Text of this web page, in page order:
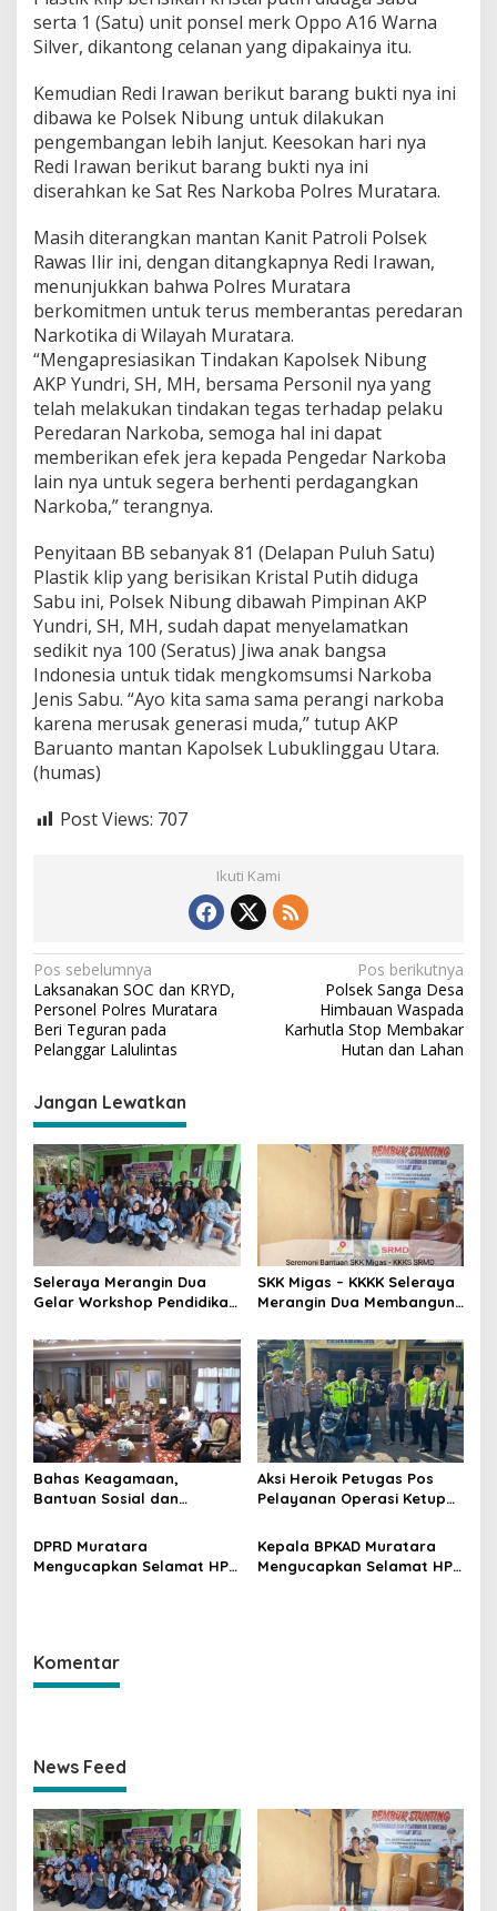
serta 1 (Satu) unit ponsel merk Oppo A16 Warna
Silver, dikantong celanan yang dipakainya itu.
Kemudian Redi Irawan berikut barang bukti nya ini
dibawa ke Polsek Nibung untuk dilakukan
pengembangan lebih lanjut. Keesokan hari nya
Redi Irawan berikut barang bukti nya ini
diserahkan ke Sat Res Narkoba Polres Muratara.
Masih diterangkan mantan Kanit Patroli Polsek
Rawas Ilir ini, dengan ditangkapnya Redi Irawan,
menunjukkan bahwa Polres Muratara
berkomitmen untuk terus memberantas peredaran
Narkotika di Wilayah Muratara.
“Mengapresiasikan Tindakan Kapolsek Nibung
AKP Yundri, SH, MH, bersama Personil nya yang
telah melakukan tindakan tegas terhadap pelaku
Peredaran Narkoba, semoga hal ini dapat
memberikan efek jera kepada Pengedar Narkoba
lain nya untuk segera berhenti perdagangkan
Narkoba,” terangnya.
Penyitaan BB sebanyak 81 (Delapan Puluh Satu)
Plastik klip yang berisikan Kristal Putih diduga
Sabu ini, Polsek Nibung dibawah Pimpinan AKP
Yundri, SH, MH, sudah dapat menyelamatkan
sedikit nya 100 (Seratus) Jiwa anak bangsa
Indonesia untuk tidak mengkomsumsi Narkoba
Jenis Sabu. “Ayo kita sama sama perangi narkoba
karena merusak generasi muda,” tutup AKP
Baruanto mantan Kapolsek Lubuklinggau Utara.
(humas)
Post Views: 707
Ikuti Kami
N
a
v
i
g
a
s
i
p
o
s
Pos sebelumnya
Laksanakan SOC dan KRYD,
Personel Polres Muratara
Beri Teguran pada
Pelanggar Lalulintas
Pos berikutnya
Polsek Sanga Desa
Himbauan Waspada
Karhutla Stop Membakar
Hutan dan Lahan
Jangan Lewatkan
Seleraya Merangin Dua
Gelar Workshop Pendidikan
Desa Belani
SKK Migas – KKKK Seleraya
Merangin Dua Membangun
Bahas Keagamaan,
Bantuan Sosial dan
Aksi Heroik Petugas Pos
Pelayanan Operasi Ketupat
Kejar dan Ringkus Pelaku
Curat
DPRD Muratara
Mengucapkan Selamat HPN
Kepala BPKAD Muratara
Mengucapkan Selamat HPN
Komentar
News Feed